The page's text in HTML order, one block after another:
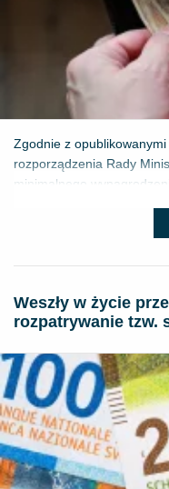
Zgodnie z
rozporządzenia Rady
minimalnego
Weszły w życie
rozpatrywanie tzw.